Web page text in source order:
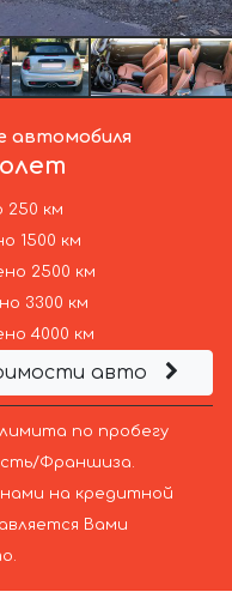
автомобиля
250 км
1500 км
2500 км
3300 км
4000 км
авто
по пробегу
Франшиза.
нами на кредитной
Вами